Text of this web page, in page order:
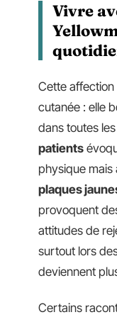
Vivre
Cette affection
cutanée : elle
dans toutes
patients
physique mais
plaques
provoquent
attitudes de
surtout lors
deviennent
Certains